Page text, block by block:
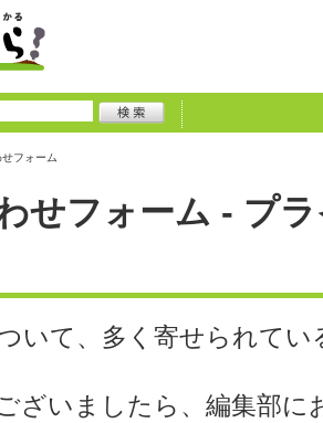
フォーム
せフォーム - プ
いて、多く寄せられてい
ざいましたら、編集部